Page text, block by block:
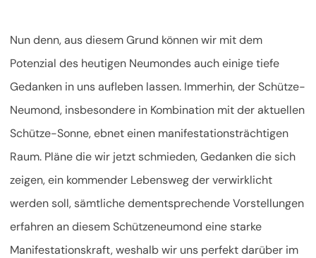
Nun denn, aus diesem Grund können wir mit dem
Potenzial des heutigen Neumondes auch einige tiefe
Gedanken in uns aufleben lassen. Immerhin, der Schütze-
Neumond, insbesondere in Kombination mit der aktuellen
Schütze-Sonne, ebnet einen manifestationsträchtigen
Raum. Pläne die wir jetzt schmieden, Gedanken die sich
zeigen, ein kommender Lebensweg der verwirklicht
werden soll, sämtliche dementsprechende Vorstellungen
erfahren an diesem Schützeneumond eine starke
Manifestationskraft, weshalb wir uns perfekt darüber im